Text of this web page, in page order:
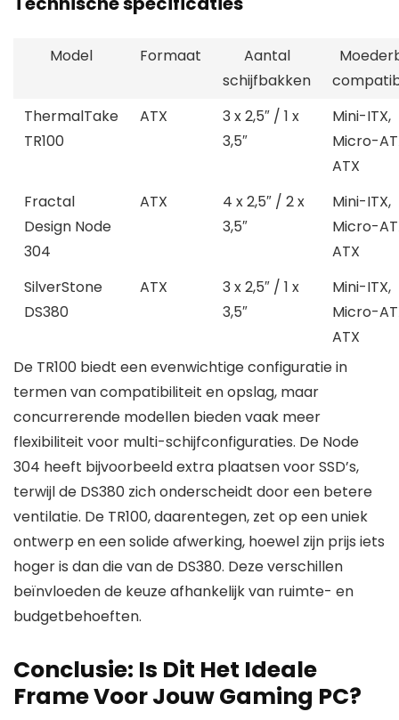
Model Formaat
Aantal
schijfbakken
ThermalTake
TR100
ATX
3 x 2,5″ / 1 x
3,5″
Mini-ITX,
Micro-
ATX
Fractal
Design Node
304
ATX
4 x 2,5″ / 2 x
3,5″
Mini-ITX,
Micro-
ATX
SilverStone
DS380
ATX
3 x 2,5″ / 1 x
3,5″
Mini-ITX,
Micro-
ATX
De TR100 biedt een evenwichtige configuratie in
termen van compatibiliteit en opslag, maar
concurrerende modellen bieden vaak meer
flexibiliteit voor multi-schijfconfiguraties. De Node
304 heeft bijvoorbeeld extra plaatsen voor SSD’s,
terwijl de DS380 zich onderscheidt door een betere
ventilatie. De TR100, daarentegen, zet op een uniek
ontwerp en een solide afwerking, hoewel zijn prijs iets
hoger is dan die van de DS380. Deze verschillen
beïnvloeden de keuze afhankelijk van ruimte- en
budgetbehoeften.
Conclusie: Is Dit Het Ideale
Frame Voor Jouw Gaming PC?